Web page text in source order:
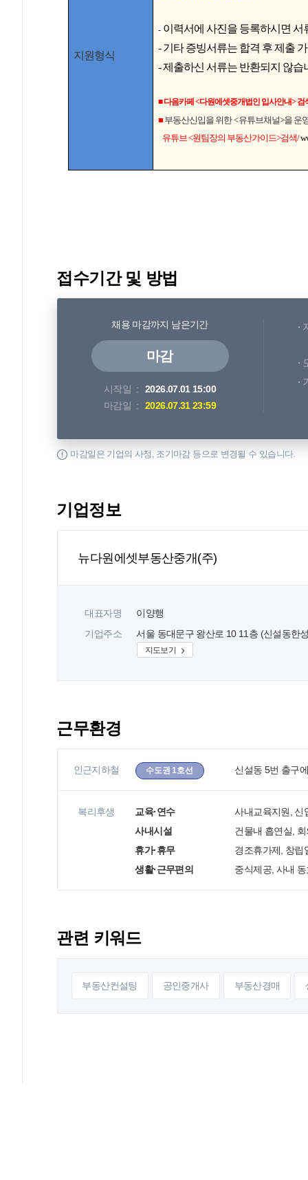
지원형식
- 이력서에 사진을 등록하시면 서
- 기타 증빙서류는 합격 후 제출
- 제출하신 서류는 반환되지 않습
■ 다음카페 <다원에셋중개법인 입사안내>검
■ 부동산신입을 위한<유튜브채널>을 운
유튜브 <원팀장의 부동산가이드>검색/
접수기간 및 방법
채용 마감까지 남은기간
마감
시작일
2026.07.01 15:00
마감일
2026.07.31 23:59
마감일은 기업의 사정, 조기마감 등으로 변경될 수 있습니다.
기업정보
뉴다원에셋부동산중개(주)
대표자명
이양행
기업주소
서울 동대문구 왕산로 10 11층 (신설동한
지도보기
근무환경
인근지하철 수도권 1호선 신설동 5번 출구
복리후생 교육·연수
사내교육지원, 신
사내시설
건물내 흡연실,
휴가·휴무
경조휴가제, 창립
생활·근무편의
중식제공, 사내
관련 키워드
부동산컨설팅 공인중개사 부동산경매